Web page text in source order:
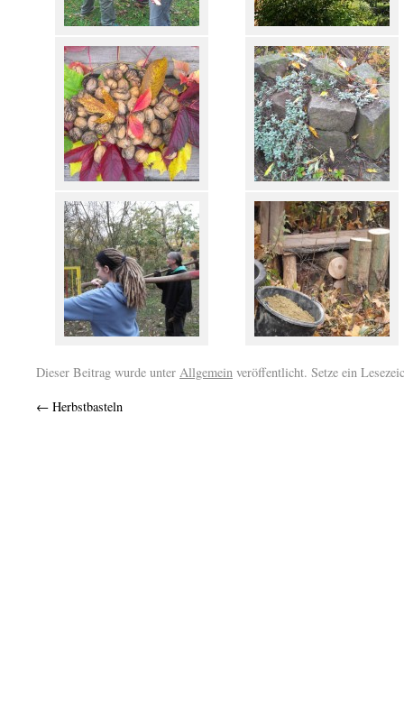
Dieser Beitrag wurde unter Allgemein veröffentlicht. Setze ein
← Herbstbasteln